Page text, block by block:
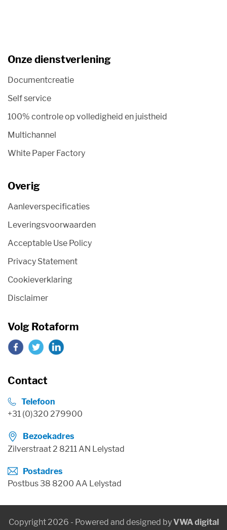
Onze dienstverlening
Documentcreatie
Self service
100% controle op volledigheid en juistheid
Multichannel
White Paper Factory
Overig
Aanleverspecificaties
Leveringsvoorwaarden
Acceptable Use Policy
Privacy Statement
Cookieverklaring
Disclaimer
Volg Rotaform
Contact
Telefoon
+31 (0)320 279900
Bezoekadres
Zilverstraat 2 8211 AN Lelystad
Postadres
Postbus 38 8200 AA Lelystad
Copyright 2026 - Powered and designed byVWA digital